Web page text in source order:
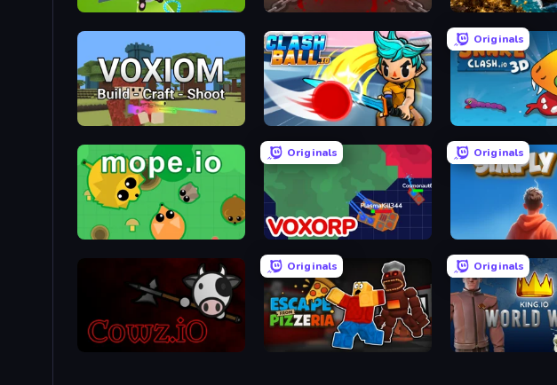
Aquapark.io BrutalMania.io (Brutal Mania) Plunder - Online
Voxiom.io ClashBall.io
Originals
Snake Clash.io
Mope.io
Originals
Voxorp
Originals
SimplyUp.io
cowz.io
Originals
Escape From Pizzeria
Originals
King.io World War